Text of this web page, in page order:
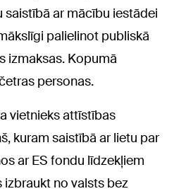
ar mācību iestādei
palielinot publiskā
izmaksas. Kopumā
personas.
vietnieks attīstības
kuram saistībā ar lietu par
ar ES fondu līdzekļiem
no valsts bez